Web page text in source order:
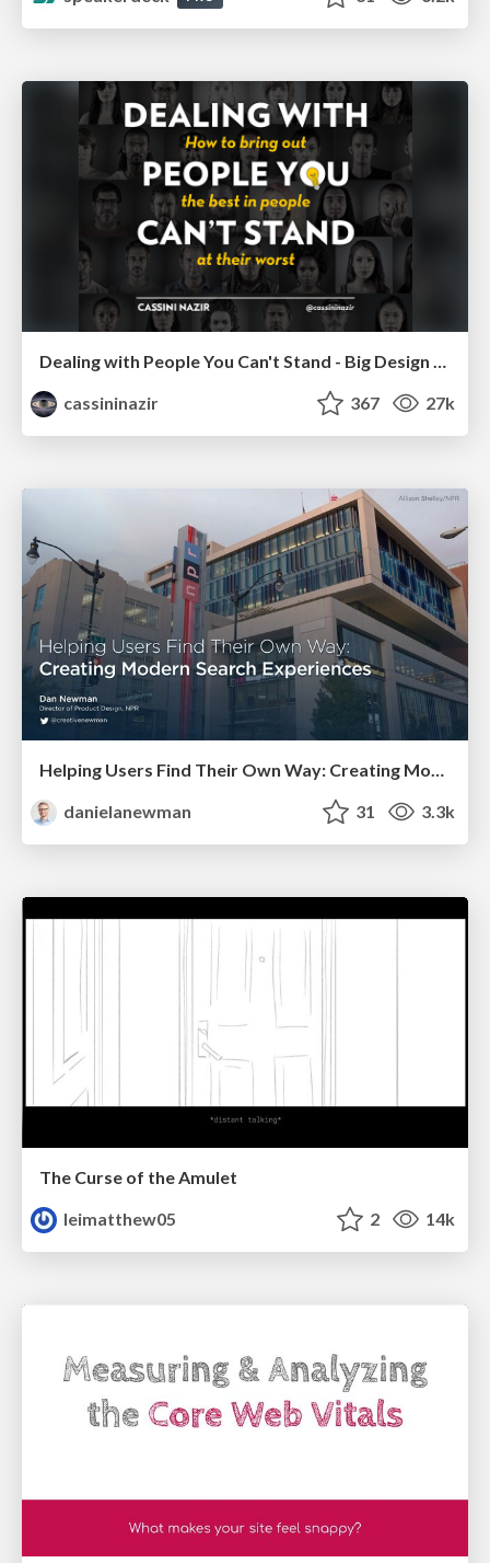
Dealing with People You Can't Stand - Big Design 2015
cassininazir
367 27k
Helping Users Find Their Own Way: Creating Modern Search Experiences
danielanewman
31 3.3k
The Curse of the Amulet
leimatthew05
2 14k